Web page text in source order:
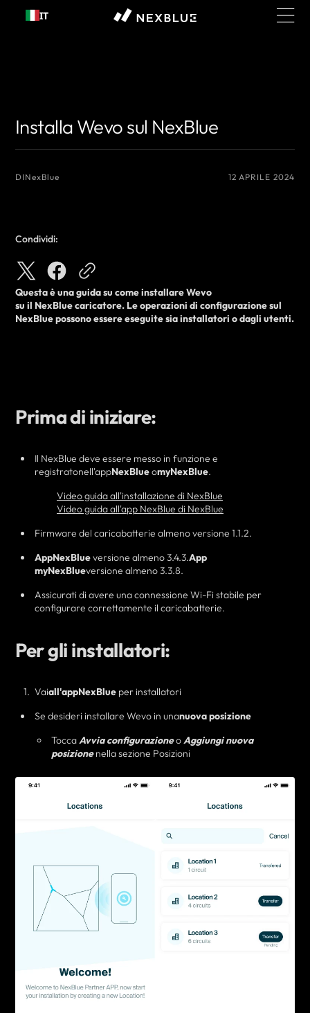
Passa al
contenuto
IT
Installa Wevo sul NexBlue
DI NexBlue 12 APRILE 2024
Condividi:
Questa è una guida su comeinstallareWevo
su il NexBluecaricatore. Le operazioni di configurazione sul
NexBlue possono essere eseguitesiainstallatori o dagli utenti.
Prima di iniziare:
Il NexBlue deve essere messo in funzione e
registratonell'appNexBlueomyNexBlue.
Video guida all'installazione di NexBlue
Video guida all'app NexBlue di NexBlue
Firmware del caricabatterie almeno versione 1.1.2.
AppNexBlueversione almeno 3.4.3.App
myNexBlueversione almeno 3.3.8.
Assicurati di avere una connessione Wi-Fi stabile per
configurare correttamente il caricabatterie.
Per gli installatori:
Vaiall'appNexBlue per installatori
Se desideri installare Wevo in unanuova posizione
ToccaAvvia configurazioneoAggiungi nuova
posizione nella sezione Posizioni